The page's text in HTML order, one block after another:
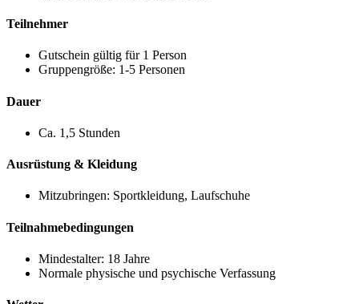
Teilnehmer
Gutschein gültig für 1 Person
Gruppengröße: 1-5 Personen
Dauer
Ca. 1,5 Stunden
Ausrüstung & Kleidung
Mitzubringen: Sportkleidung, Laufschuhe
Teilnahmebedingungen
Mindestalter: 18 Jahre
Normale physische und psychische Verfassung